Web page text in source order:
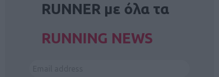
RUNNER με όλα τα
RUNNING NEWS